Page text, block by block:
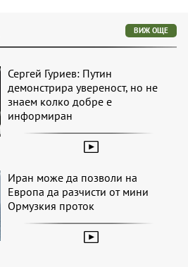
ВИЖ ОЩЕ
Сергей Гуриев: Путин
демонстрира увереност, но не
знаем колко добре е
информиран
Иран може да позволи на
Европа да разчисти от мини
Ормузкия проток